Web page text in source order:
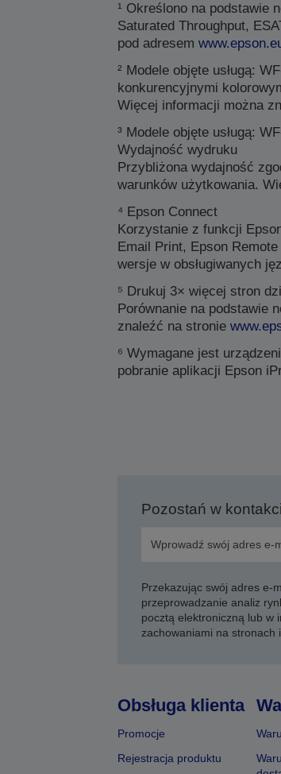
¹ Określono na podstawie
Saturated Throughput,
pod adresem
² Modele objęte usługą:
konkurencyjnymi
Więcej informacji można
³ Modele objęte usługą:
Wydajność wydruku
Przybliżona wydajność
warunków użytkowania.
⁴ Epson Connect
Korzystanie z funkcji
Email Print, Epson
wersje w obsługiwanych
⁵ Drukuj 3× więcej stron
Porównanie na podstawie
znaleźć na stronie
⁶ Wymagane jest
pobranie aplikacji Epson
Pozostań w
Przekazując swój adres e-
przeprowadzanie analiz
pocztą elektroniczną lub w
zachowaniami na stronach
Obsługa klienta
Promocje
Rejestracja produktu